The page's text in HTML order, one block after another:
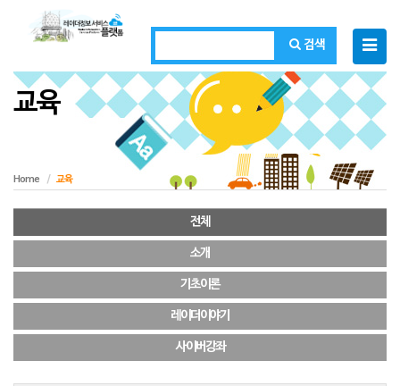
검색
교육
Home 교육
전체
소개
기초이론
레이더이야기
사이버강좌